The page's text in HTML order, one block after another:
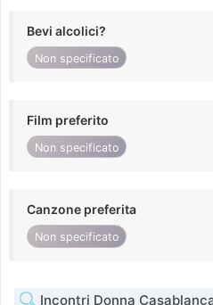
Bevi alcolici?
Non specificato
Film preferito
Non specificato
Canzone preferita
Non specificato
Incontri Donna